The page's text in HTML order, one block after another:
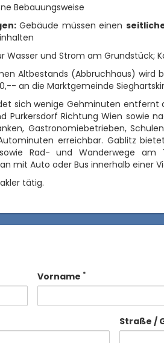
Bebauungsweise
Gebäude müssen einen
Wasser und Strom am Grundstück;
Altbestands (Abbruchhaus) wird
an die Marktgemeinde
sich wenige Gehminuten
Purkersdorf Richtung Wien sowie
Gastronomiebetrieben,
erreichbar. Gablitz
Rad- und Wanderwege
mit Auto oder Bus innerhalb einer
tätig.
Vorname *
Straße /